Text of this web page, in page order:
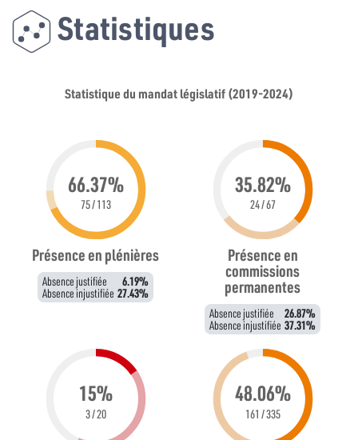
Statistiques
Statistique du mandat législatif (2019-2024)
66.37%
75 / 113
Présence en plénières
Absence justifiée 6.19%
Absence injustifiée 27.43%
35.82%
24 / 67
Présence en
commissions
permanentes
Absence justifiée 26.87%
Absence injustifiée 37.31%
15%
3 / 20
48.06%
161 / 335